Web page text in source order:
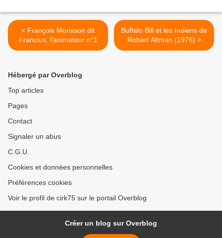
< François Morisson dit
Francius, l’animateur n°1
Buffalo Bill et les Indiens de
Robert Altman (1976) >
Hébergé par Overblog
Top articles
Pages
Contact
Signaler un abus
C.G.U.
Cookies et données personnelles
Préférences cookies
Voir le profil de cirk75 sur le portail Overblog
Créer un blog sur Overblog